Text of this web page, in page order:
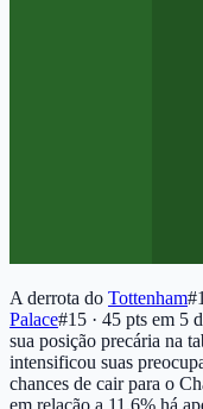
A derrota do Tottenham
Palace#15 · 45 pts em 5
sua posição precária na
intensificou suas
chances de cair para o
em relação a 11,6% há